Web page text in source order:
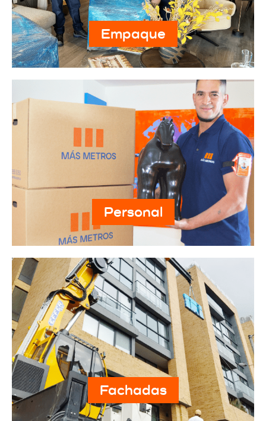
Empaque
Personal
Fachadas